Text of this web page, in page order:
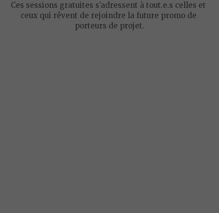
Ces sessions gratuites s’adressent à tout.e.s celles et
ceux qui rêvent de rejoindre la future promo de
porteurs de projet.